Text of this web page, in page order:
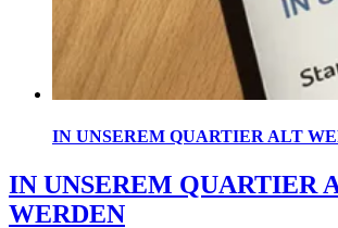
IN UNSEREM QUARTIER ALT
IN UNSEREM QUARTIER
WERDEN